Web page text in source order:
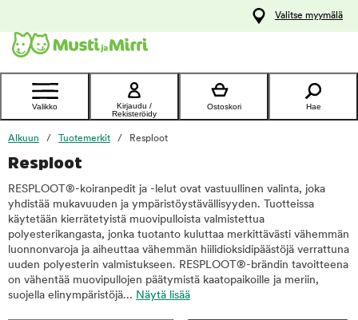
Ota yhteyttä
asiakaspalveluun
Valitse myymälä
Valikko
Kirjaudu /
Rekisteröidy
Ostoskori Hae
Alkuun Tuotemerkit Resploot
Resploot
RESPLOOT®-koiranpedit ja -lelut ovat vastuullinen valinta, joka
yhdistää mukavuuden ja ympäristöystävällisyyden. Tuotteissa
käytetään kierrätetyistä muovipulloista valmistettua
polyesterikangasta, jonka tuotanto kuluttaa merkittävästi vähemmän
luonnonvaroja ja aiheuttaa vähemmän hiilidioksidipäästöjä verrattuna
uuden polyesterin valmistukseen. RESPLOOT®-brändin tavoitteena
on vähentää muovipullojen päätymistä kaatopaikoille ja meriin,
suojella elinympäristöjä... Näytä lisää